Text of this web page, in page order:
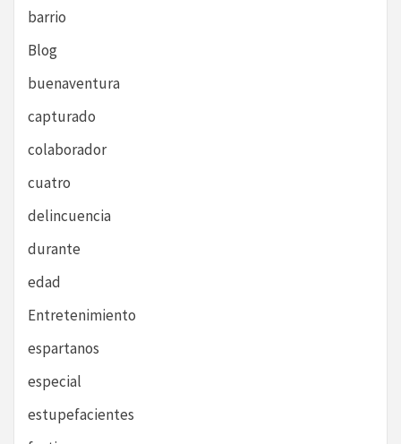
barrio
Blog
buenaventura
capturado
colaborador
cuatro
delincuencia
durante
edad
Entretenimiento
espartanos
especial
estupefacientes